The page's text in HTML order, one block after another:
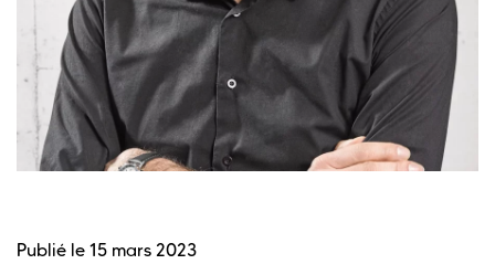
Publié le 15 mars 2023